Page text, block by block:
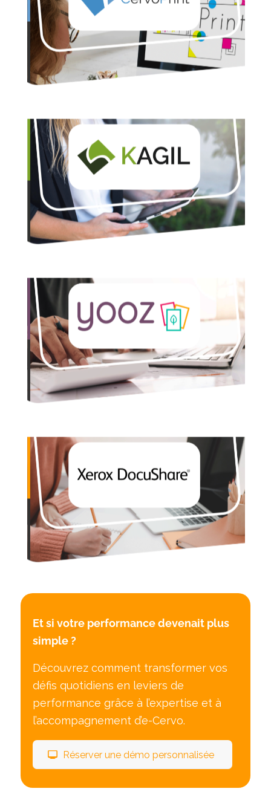
CervoPrint
Solution de commande en ligne et de gestion intégrée
d’imprimerie
Kagil
Solution de gestion de l’information en mode 360°
dédiée aux systèmes de management Qualité
Yooz
Solution de dématérialisation et d’automatisation des
processus achats et facturation et PDP
Xerox DocuShare
Solution de GED collaborative facilitant la
transformation numérique des entreprises
Et si votre performance devenait plus
simple ?
Découvrez comment transformer vos
défis quotidiens en leviers de
performance grâce à l’expertise et à
l’accompagnement d’e-Cervo.
Réserver une démo personnalisée